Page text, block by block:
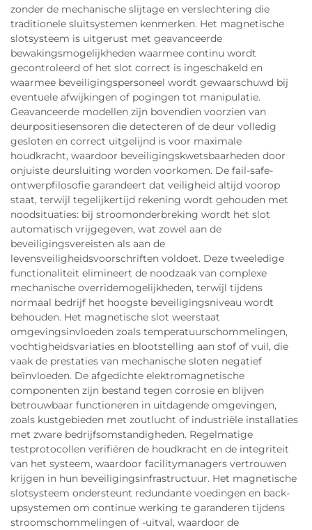
zonder de mechanische slijtage en verslechtering die
traditionele sluitsystemen kenmerken. Het magnetische
slotsysteem is uitgerust met geavanceerde
bewakingsmogelijkheden waarmee continu wordt
gecontroleerd of het slot correct is ingeschakeld en
waarmee beveiligingspersoneel wordt gewaarschuwd bij
eventuele afwijkingen of pogingen tot manipulatie.
Geavanceerde modellen zijn bovendien voorzien van
deurpositiesensoren die detecteren of de deur volledig
gesloten en correct uitgelijnd is voor maximale
houdkracht, waardoor beveiligingskwetsbaarheden door
onjuiste deursluiting worden voorkomen. De fail-safe-
ontwerpfilosofie garandeert dat veiligheid altijd voorop
staat, terwijl tegelijkertijd rekening wordt gehouden met
noodsituaties: bij stroomonderbreking wordt het slot
automatisch vrijgegeven, wat zowel aan de
beveiligingsvereisten als aan de
levensveiligheidsvoorschriften voldoet. Deze tweeledige
functionaliteit elimineert de noodzaak van complexe
mechanische overridemogelijkheden, terwijl tijdens
normaal bedrijf het hoogste beveiligingsniveau wordt
behouden. Het magnetische slot weerstaat
omgevingsinvloeden zoals temperatuurschommelingen,
vochtigheidsvariaties en blootstelling aan stof of vuil, die
vaak de prestaties van mechanische sloten negatief
beïnvloeden. De afgedichte elektromagnetische
componenten zijn bestand tegen corrosie en blijven
betrouwbaar functioneren in uitdagende omgevingen,
zoals kustgebieden met zoutlucht of industriële installaties
met zware bedrijfsomstandigheden. Regelmatige
testprotocollen verifiëren de houdkracht en de integriteit
van het systeem, waardoor facilitymanagers vertrouwen
krijgen in hun beveiligingsinfrastructuur. Het magnetische
slotsysteem ondersteunt redundante voedingen en back-
upsystemen om continue werking te garanderen tijdens
stroomschommelingen of -uitval, waardoor de